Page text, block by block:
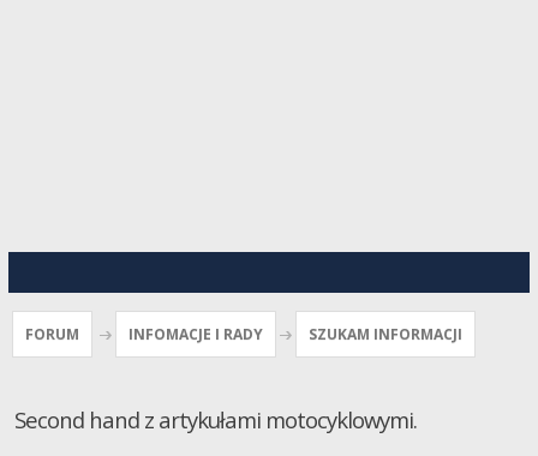
FORUM INFOMACJE I RADY SZUKAM INFORMACJI
Second hand z artykułami motocyklowymi.